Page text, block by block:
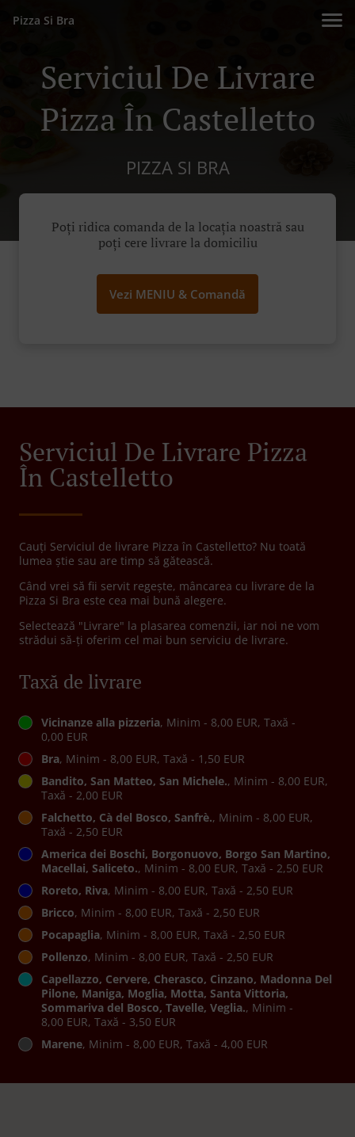
Pizza Si Bra
Serviciul De Livrare
Pizza În Castelletto
PIZZA SI BRA
Poți ridica comanda de la locația noastră sau
poți cere livrare la domiciliu
Vezi MENIU & Comandă
Serviciul De Livrare Pizza
În Castelletto
Cauți Serviciul de livrare Pizza în Castelletto? Nu toată
lumea știe sau are timp să gătească.
Când vrei să fii servit regește, mâncarea cu livrare de la
Pizza Si Bra este cea mai bună alegere.
Selectează "Livrare" la plasarea comenzii, iar noi ne vom
strădui să-ți oferim cel mai bun serviciu de livrare.
Taxă de livrare
Vicinanze alla pizzeria, Minim - 8,00 EUR, Taxă -
0,00 EUR
Bra, Minim - 8,00 EUR, Taxă - 1,50 EUR
Bandito, San Matteo, San Michele., Minim - 8,00 EUR,
Taxă - 2,00 EUR
Falchetto, Cà del Bosco, Sanfrè., Minim - 8,00 EUR,
Taxă - 2,50 EUR
America dei Boschi, Borgonuovo, Borgo San Martino,
Macellai, Saliceto., Minim - 8,00 EUR, Taxă - 2,50 EUR
Roreto, Riva, Minim - 8,00 EUR, Taxă - 2,50 EUR
Bricco, Minim - 8,00 EUR, Taxă - 2,50 EUR
Pocapaglia, Minim - 8,00 EUR, Taxă - 2,50 EUR
Pollenzo, Minim - 8,00 EUR, Taxă - 2,50 EUR
Capellazzo, Cervere, Cherasco, Cinzano, Madonna Del
Pilone, Maniga, Moglia, Motta, Santa Vittoria,
Sommariva del Bosco, Tavelle, Veglia., Minim -
8,00 EUR, Taxă - 3,50 EUR
Marene, Minim - 8,00 EUR, Taxă - 4,00 EUR